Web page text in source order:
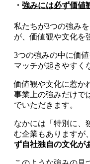
・ 強みには必ず価値
私たちが3つの強み
が、価値観や文化を
3つの強みの中に価
マッチが起きやすく
価値観や文化に惹か
事業上の強みだけで
でいただきます。
なかには「特別に、
む企業もありますが、
ず自社独自の文化が